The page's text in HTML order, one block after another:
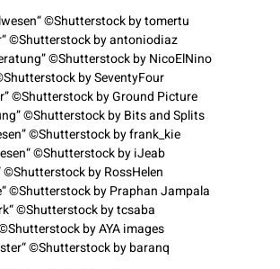
©Shutterstock by tomertu
©Shutterstock by antoniodiaz
©Shutterstock by NicoElNino
by SeventyFour
©Shutterstock by Ground Picture
©Shutterstock by Bits and Splits
©Shutterstock by frank_kie
©Shutterstock by iJeab
©Shutterstock by RossHelen
©Shutterstock by Praphan Jampala
©Shutterstock by tcsaba
by AYA images
©Shutterstock by baranq